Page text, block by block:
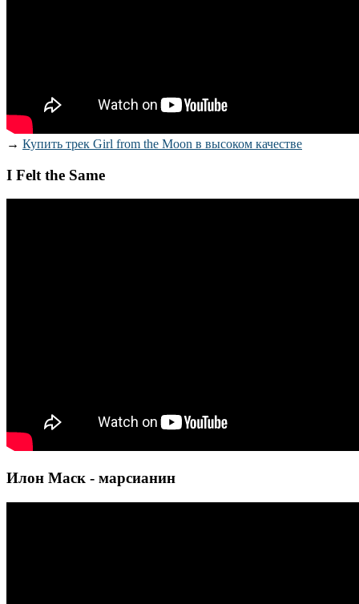
→ Купить трек Girl from the Moon в высоком качестве
I Felt the Same
Илон Маск - марсианин